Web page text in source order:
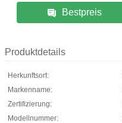
Bestpreis
Produktdetails
Herkunftsort:
Markenname:
Zertifizierung:
Modellnummer: